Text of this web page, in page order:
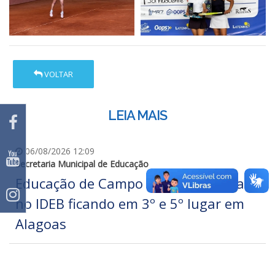
VOLTAR
LEIA MAIS
06/08/2026 12:09
Secretaria Municipal de Educação
Educação de Campo Alegre se destaca
no IDEB ficando em 3º e 5º lugar em
Alagoas